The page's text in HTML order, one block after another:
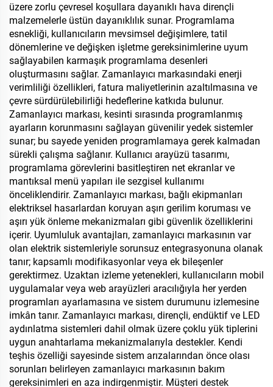
üzere zorlu çevresel koşullara dayanıklı hava dirençli
malzemelerle üstün dayanıklılık sunar. Programlama
esnekliği, kullanıcıların mevsimsel değişimlere, tatil
dönemlerine ve değişken işletme gereksinimlerine uyum
sağlayabilen karmaşık programlama desenleri
oluşturmasını sağlar. Zamanlayıcı markasındaki enerji
verimliliği özellikleri, fatura maliyetlerinin azaltılmasına ve
çevre sürdürülebilirliği hedeflerine katkıda bulunur.
Zamanlayıcı markası, kesinti sırasında programlanmış
ayarların korunmasını sağlayan güvenilir yedek sistemler
sunar; bu sayede yeniden programlamaya gerek kalmadan
sürekli çalışma sağlanır. Kullanıcı arayüzü tasarımı,
programlama görevlerini basitleştiren net ekranlar ve
mantıksal menü yapıları ile sezgisel kullanımı
önceliklendirir. Zamanlayıcı markası, bağlı ekipmanları
elektriksel hasarlardan koruyan aşırı gerilim koruması ve
aşırı yük önleme mekanizmaları gibi güvenlik özelliklerini
içerir. Uyumluluk avantajları, zamanlayıcı markasının var
olan elektrik sistemleriyle sorunsuz entegrasyonuna olanak
tanır; kapsamlı modifikasyonlar veya ek bileşenler
gerektirmez. Uzaktan izleme yetenekleri, kullanıcıların mobil
uygulamalar veya web arayüzleri aracılığıyla her yerden
programları ayarlamasına ve sistem durumunu izlemesine
imkân tanır. Zamanlayıcı markası, dirençli, endüktif ve LED
aydınlatma sistemleri dahil olmak üzere çoklu yük tiplerini
uygun anahtarlama mekanizmalarıyla destekler. Kendi
teşhis özelliği sayesinde sistem arızalarından önce olası
sorunları belirleyen zamanlayıcı markasının bakım
gereksinimleri en aza indirgenmiştir. Müşteri destek